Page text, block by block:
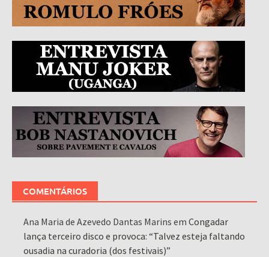
COMENTÁRIOS
Ana Maria de Azevedo Dantas Marins emCongadar
lança terceiro disco e provoca: “Talvez esteja faltando
ousadia na curadoria (dos festivais)”